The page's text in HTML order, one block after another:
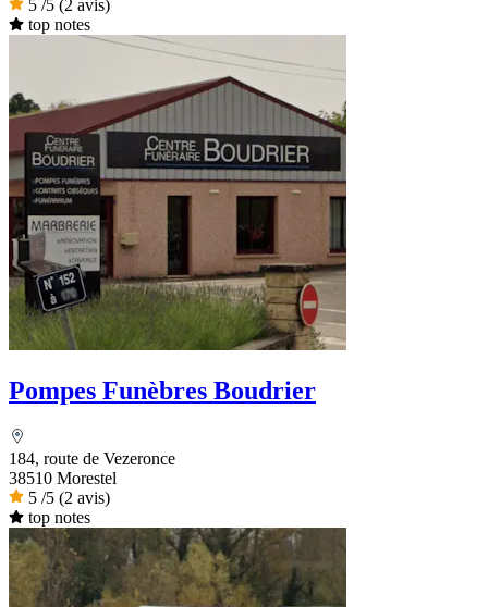
5 /5 (2 avis)
top notes
Pompes Funèbres Boudrier
184, route de Vezeronce
38510 Morestel
5 /5 (2 avis)
top notes